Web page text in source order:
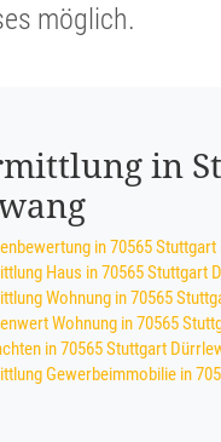
möglich.
in
in 70565
Haus in 70565 Stuttgart
Wohnung in 70565
Wohnung in 70565
in 70565 Stuttgart
Gewerbeimmobilie in